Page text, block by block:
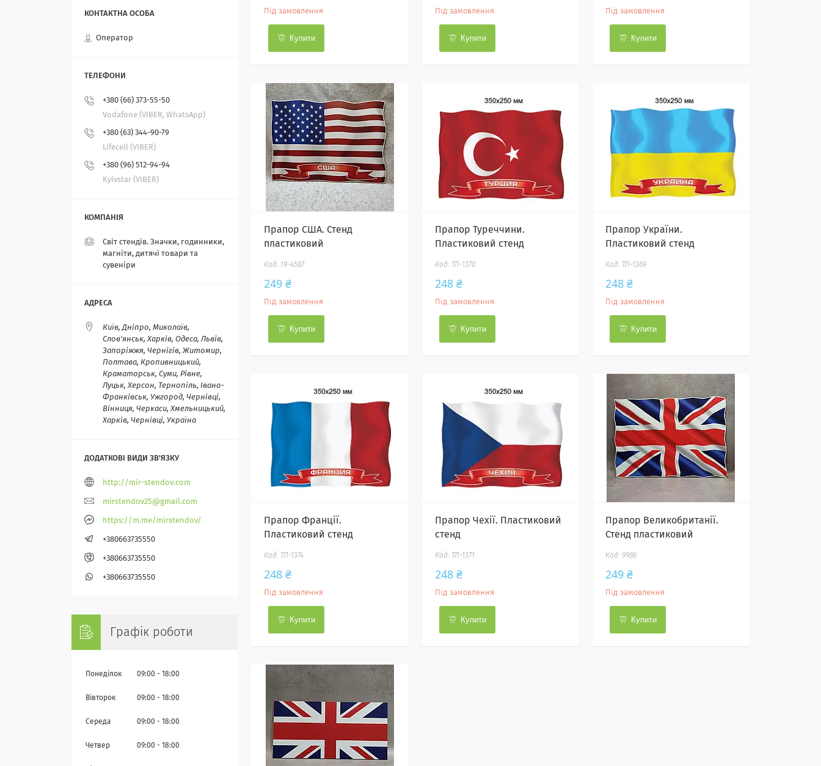
Під замовлення
Купити
Під замовлення
Купити
Під замовлення
Купити
Прапор США. Стенд
пластиковий
19-4587
249 ₴
Під замовлення
Купити
Прапор Туреччини.
Пластиковий стенд
ТЛ-1370
248 ₴
Під замовлення
Купити
Прапор України.
Пластиковий стенд
ТЛ-1369
248 ₴
Під замовлення
Купити
Прапор Франції.
Пластиковий стенд
ТЛ-1374
248 ₴
Під замовлення
Купити
Прапор Чехії. Пластиковий
стенд
ТЛ-1371
248 ₴
Під замовлення
Купити
Прапор Великобританії.
Стенд пластиковий
9986
249 ₴
Під замовлення
Купити
Оператор
+380 (66) 373-55-50
Vodafone (VIBER, WhatsApp)
+380 (63) 344-90-79
Lifecell (VIBER)
+380 (96) 512-94-94
Kyivstar (VIBER)
Світ стендів. Значки, годинники,
магніти, дитячі товари та
сувеніри
Київ, Дніпро, Миколаїв,
Слов'янськ, Харків, Одеса, Львів,
Запоріжжя, Чернігів, Житомир,
Полтава, Кропивницький,
Краматорськ, Суми, Рівне,
Луцьк, Херсон, Тернопіль, Івано-
Франківськ, Ужгород, Чернівці,
Вінниця, Черкаси, Хмельницький,
Харків, Чернівці, Україна
http://mir-stendov.com
mirstendov25@gmail.com
https://m.me/mirstendov/
+380663735550
+380663735550
+380663735550
Графік роботи
Понеділок 09:00 18:00
Вівторок 09:00 18:00
Середа 09:00 18:00
Четвер 09:00 18:00